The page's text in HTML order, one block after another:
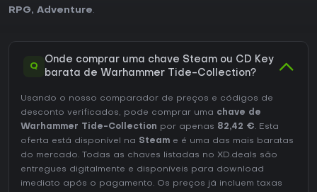
RPG, Adventure.
Q
Onde comprar uma chave Steam ou CD Key
barata de Warhammer Tide-Collection?
Usando o nosso comparador de preços e códigos de
desconto verificados, pode comprar uma chave de
Warhammer Tide-Collection por apenas 82,42 €. Esta
oferta está disponível na Steam e é uma das mais baratas
do mercado. Todas as chaves listadas no XD.deals são
entregues digitalmente e disponíveis para download
imediato após o pagamento. Os preços já incluem taxas